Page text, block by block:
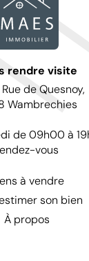
rendre visite
de Quesnoy,
Wambrechies
de 09h00 à
vous
à vendre
son bien
À propos